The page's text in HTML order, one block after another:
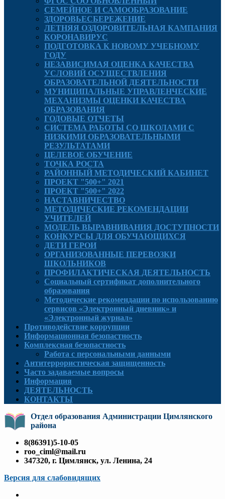
СЕМЕЙНОЕ И САМООБРАЗОВАНИЕ
ЗДОРОВЬЕСБЕРЕЖЕНИЕ
ЛЕТНЯЯ ОЗДОРОВИТЕЛЬНАЯ КАМПАНИЯ
КОРОНАВИРУС
ПОДГОТОВКА К НОВОМУ УЧЕБНОМУ
ГОДУ
НЕЗАВИСИМАЯ ОЦЕНКА КАЧЕСТВА
УСЛОВИЙ ОСУЩЕСТВЛЕНИЯ
ОБРАЗОВАТЕЛЬНОЙ ДЕЯТЕЛЬНОСТИ
МУНИЦИПАЛЬНЫЕ УПРАВЛЕНЧЕСКИЕ
МЕХАНИЗМЫ ОЦЕНКИ КАЧЕСТВА
ОБРАЗОВАНИЯ
ГОДОВЫЕ ОТЧЕТЫ
СИСТЕМА РАБОТЫ СО ШКОЛАМИ С
НИЗКИМИ ОБРАЗОВАТЕЛЬНЫМИ
РЕЗУЛЬТАТАМИ
ЦЕЛЕВОЕ ОБУЧЕНИЕ
ТОЧКА РОСТА
РАЙОННЫЙ МЕТОДИЧЕСКИЙ КАБИНЕТ
ПРОЕКТ "500+" 2021
ПРОЕКТ "500+" 2022
НАСТАВНИЧЕСТВО
МЕТОДИЧЕСКИЕ РЕКОМЕНДАЦИИ
УЧИТЕЛЕЙ
МОДЕЛЬ ВЫРАВНИВАНИЯ ДОСТУПНОСТИ
КОНКУРСЫ ДЛЯ ОБУЧАЮЩИХСЯ
ДЕТИ ГЕРОИ
ОРГАНИЗОВАННЫЕ ПЕРЕВОЗКИ
ШКОЛЬНИКОВ
ПРОФИЛАКТИЧЕСКАЯ ДЕЯТЕЛЬНОСТЬ
Социальный сертификат дополнительного
образования
Методические рекомендации по использованию
сервисов «Электронный дневник» и
«Электронный журнал»
Противодействие коррупции
Информационная безопастность
Комплексная безопастность
Работа с персональными данными
Антитеррористическая защищенность
Часто задаваемые вопросы
Информация
ДЕЯТЕЛЬНОСТЬ
КОНТАКТЫ
Отдел образования Администрации Цимлянского
района
8(86391)5-10-05
roo_ciml@mail.ru
347320, г. Цимлянск, ул. Ленина, 24
Версия для слабовидящих